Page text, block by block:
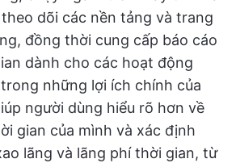
dõi các nền tảng và trang
đồng thời cung cấp báo cáo
dành cho các hoạt động
những lợi ích chính của
người dùng hiểu rõ hơn về
gian của mình và xác định
lãng và lãng phí thời gian, từ